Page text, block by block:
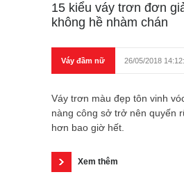
15 kiểu váy trơn đơn
không hề nhàm chán
Váy đầm nữ 26/05/2018
Váy trơn màu đẹp tôn vinh
nàng công sở trở nên quyến
hơn bao giờ hết.
Xem thêm